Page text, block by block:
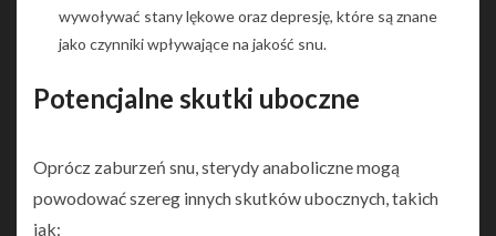
wywoływać stany lękowe oraz depresję, które są znane
jako czynniki wpływające na jakość snu.
Potencjalne skutki uboczne
Oprócz zaburzeń snu, sterydy anaboliczne mogą
powodować szereg innych skutków ubocznych, takich
jak: